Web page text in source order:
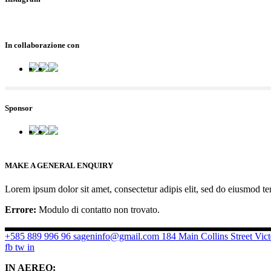
In collaborazione con
Sponsor
MAKE A GENERAL ENQUIRY
Lorem ipsum dolor sit amet, consectetur adipis elit, sed do eiusmod
Errore: Modulo di contatto non trovato.
+585 889 996 96 sageninfo@gmail.com 184 Main Collins Street
fb tw in
IN AEREO: